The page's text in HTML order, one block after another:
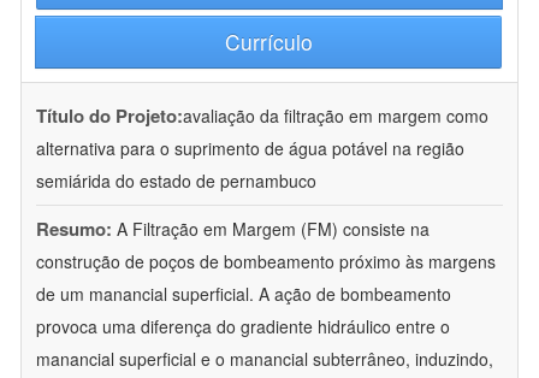
Currículo
Título do Projeto:avaliação da filtração em margem como
alternativa para o suprimento de água potável na região
semiárida do estado de pernambuco
Resumo: A Filtração em Margem (FM) consiste na
construção de poços de bombeamento próximo às margens
de um manancial superficial. A ação de bombeamento
provoca uma diferença do gradiente hidráulico entre o
manancial superficial e o manancial subterrâneo, induzindo,